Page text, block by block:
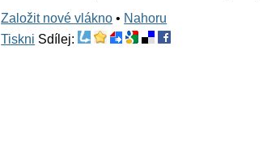
Založit nové vlákno • Nahoru
Tiskni Sdílej: